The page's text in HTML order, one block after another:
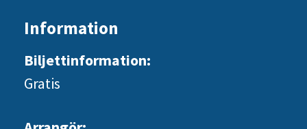
Information
Biljettinformation:
Gratis